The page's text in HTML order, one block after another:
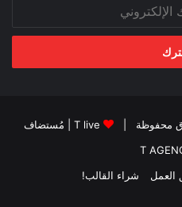
T live | مُستضاف
T
العمل شراء القالب!